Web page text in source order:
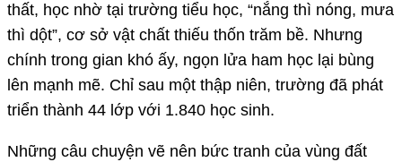
thất, học nhờ tại trường tiểu học, “nắng thì nóng, mưa
thì dột”, cơ sở vật chất thiếu thốn trăm bề. Nhưng
chính trong gian khó ấy, ngọn lửa ham học lại bùng
lên mạnh mẽ. Chỉ sau một thập niên, trường đã phát
triển thành 44 lớp với 1.840 học sinh.
Những câu chuyện vẽ nên bức tranh của vùng đất